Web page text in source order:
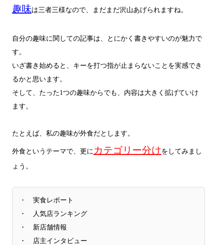
趣味は三者三様なので、まだまだ沢山あげられますね。
自分の趣味に関しての記事は、とにかく書きやすいのが魅力で
す。
いざ書き始めると、キーを打つ指が止まらないことを実感でき
るかと思います。
そして、たった1つの趣味からでも、内容は大きく拡げていけ
ます。
たとえば、私の趣味が外食だとします。
外食というテーマで、更に カテゴリー分けをしてみまし
ょう。
・ 実食レポート
・ 人気店ランキング
・ 新店舗情報
・ 店主インタビュー